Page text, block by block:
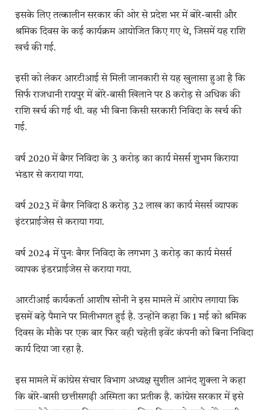
इसके लिए तत्कालीन सरकार की ओर से प्रदेश भर में बोरे-बासी और
श्रमिक दिवस के कई कार्यक्रम आयोजित किए गए थे, जिसमें यह राशि
खर्च की गई.
इसी को लेकर आरटीआई से मिली जानकारी से यह खुलासा हुआ है कि
सिर्फ राजधानी रायपुर में बोरे-बासी खिलाने पर 8 करोड़ से अधिक की
राशि खर्च की गई थी. वह भी बिना किसी सरकारी निविदा के खर्च की
गई.
वर्ष 2020 में बैगर निविदा के 3 करोड़ का कार्य मेसर्स शुभम किराया
भंडार से कराया गया.
वर्ष 2023 में बैगर निविदा 8 करोड़ 32 लाख का कार्य मेसर्स व्यापक
इंटरप्राईजेस से कराया गया.
वर्ष 2024 में पुनः बैगर निविदा के लगभग 3 करोड़ का कार्य मेसर्स
व्यापक इंडरप्राईजेस से कराया गया.
आरटीआई कार्यकर्ता आशीष सोनी ने इस मामले में आरोप लगाया कि
इसमें बड़े पैमाने पर मिलीभगत हुई है. उन्होंने कहा कि 1 मई को श्रमिक
दिवस के मौके पर एक बार फिर वही चहेती इवेंट कंपनी को बिना निविदा
कार्य दिया जा रहा है.
इस मामले में कांग्रेस संचार विभाग अध्यक्ष सुशील आनंद शुक्ला ने कहा
कि बोरे-बासी छत्तीसगढ़ी अस्मिता का प्रतीक है. कांग्रेस सरकार में इसे